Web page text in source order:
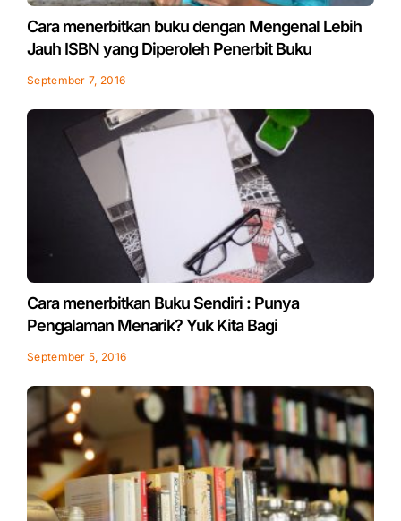
Cara menerbitkan buku dengan Mengenal Lebih
Jauh ISBN yang Diperoleh Penerbit Buku
September 7, 2016
Cara menerbitkan Buku Sendiri : Punya
Pengalaman Menarik? Yuk Kita Bagi
September 5, 2016